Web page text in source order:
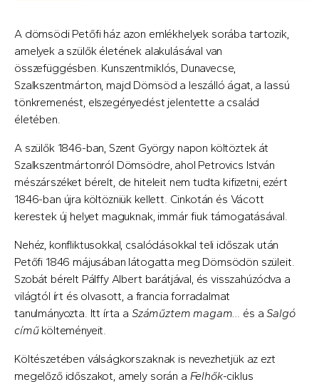
A dömsödi Petőfi ház azon emlékhelyek sorába tartozik,
amelyek a szülők életének alakulásával van
összefüggésben. Kunszentmiklós, Dunavecse,
Szalkszentmárton, majd Dömsöd a leszálló ágat, a lassú
tönkremenést, elszegényedést jelentette a család
életében.
A szülők 1846-ban, Szent György napon költöztek át
Szalkszentmártonról Dömsödre, ahol Petrovics István
mészárszéket bérelt, de hiteleit nem tudta kifizetni, ezért
1846-ban újra költözniük kellett. Cinkotán és Vácott
kerestek új helyet maguknak, immár fiuk támogatásával.
Nehéz, konfliktusokkal, csalódásokkal teli időszak után
Petőfi 1846 májusában látogatta meg Dömsödön szüleit.
Szobát bérelt Pálffy Albert barátjával, és visszahúzódva a
világtól írt és olvasott, a francia forradalmat
tanulmányozta. Itt írta a Száműztem magam… és aSalgó
című költeményeit.
Költészetében válságkorszaknak is nevezhetjük az ezt
megelőző időszakot, amely során a Felhők-ciklus